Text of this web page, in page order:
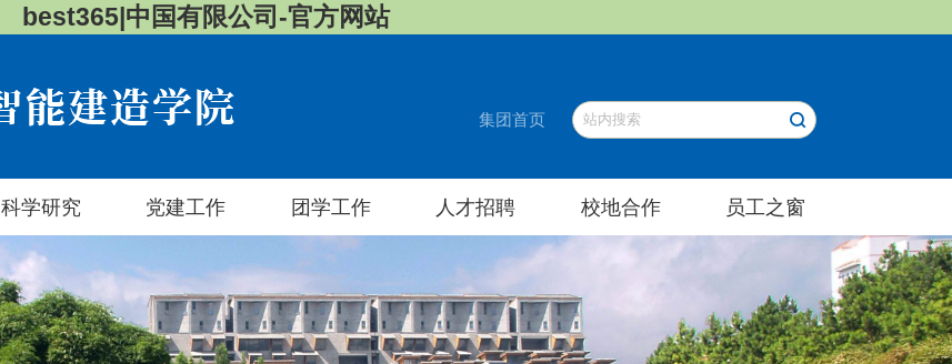
best365|中国有限公司-官方网站
集团首页
科学研究 党建工作 团学工作 人才招聘 校地合作 员工之窗